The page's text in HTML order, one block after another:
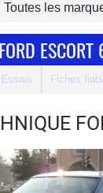
Toutes les
FORD ESCORT
Essais Fiches